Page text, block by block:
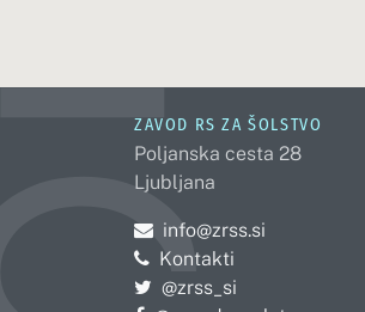
ZAVOD RS ZA ŠOLSTVO
Poljanska cesta 28
Ljubljana
Pošljite e-mail na
info@zrss.si
Kontakti
Pojdite na Twitter:
@zrss_si